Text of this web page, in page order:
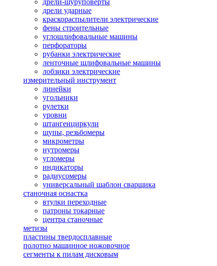
дрели-шуруповерты
дрели ударные
краскораспылители электрические
фены строительные
углошлифовальные машины
перфораторы
рубанки электрические
ленточные шлифовальные машины
лобзики электрические
измерительный инструмент
линейки
угольники
рулетки
уровни
штангенциркули
щупы, резьбомеры
микрометры
нутромеры
угломеры
индикаторы
радиусомеры
универсальный шаблон сварщика
станочная оснастка
втулки переходные
патроны токарные
центра станочные
метизы
пластины твердосплавные
полотно машинное ножовочное
сегменты к пилам дисковым